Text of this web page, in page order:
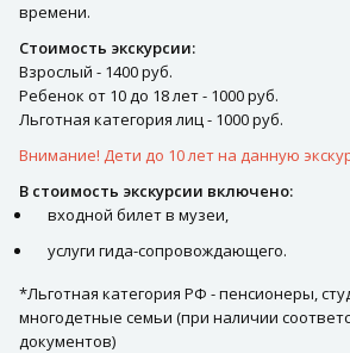
времени.
Стоимость экскурсии:
Взрослый - 1400 руб.
Ребенок от 10 до 18 лет - 1000 руб.
Льготная категория лиц - 1000 руб.
Внимание! Дети до 10 лет на данную
В стоимость экскурсии включено:
входной билет в музеи,
услуги гида-сопровождающего.
*Льготная категория РФ - пенсионеры,
многодетные семьи (при наличии
документов)